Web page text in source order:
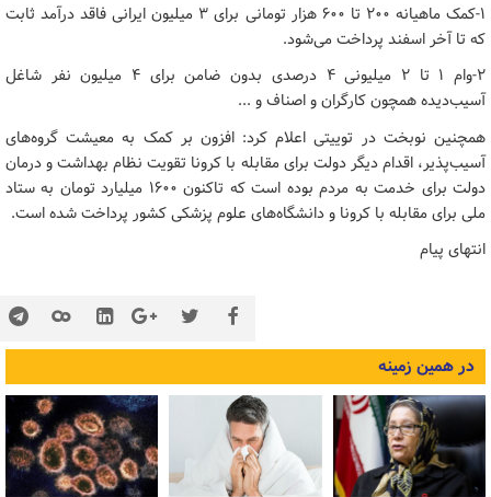
۱-کمک ماهیانه ۲۰۰ تا ۶۰۰ هزار تومانی برای ۳ میلیون ایرانی فاقد درآمد ثابت
که تا آخر اسفند پرداخت می‌شود.
۲-وام ۱ تا ۲ میلیونی ۴ درصدی بدون ضامن برای ۴ میلیون نفر شاغل
آسیب‌دیده همچون کارگران و اصناف و ...
همچنین نوبخت در توییتی اعلام کرد: افزون بر کمک به معیشت گروه‌های
آسیب‌پذیر، اقدام دیگر دولت برای مقابله با کرونا تقویت نظام بهداشت و درمان
دولت برای خدمت به مردم بوده است که تاکنون ۱۶۰۰ میلیارد تومان به ستاد
ملی برای مقابله با کرونا و دانشگاه‌های علوم پزشکی کشور پرداخت شده است.
انتهای پیام
در همین زمینه